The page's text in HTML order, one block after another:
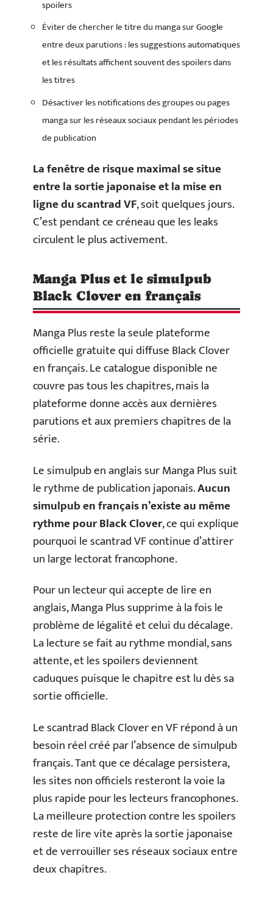
spoilers
Éviter de chercher le titre du manga sur Google
entre deux parutions : les suggestions automatiques
et les résultats affichent souvent des spoilers dans
les titres
Désactiver les notifications des groupes ou pages
manga sur les réseaux sociaux pendant les périodes
de publication
La fenêtre de risque maximal se situe
entre la sortie japonaise et la mise en
ligne du scantrad VF, soit quelques jours.
C’est pendant ce créneau que les leaks
circulent le plus activement.
Manga Plus et le simulpub
Black Clover en français
Manga Plus reste la seule plateforme
officielle gratuite qui diffuse Black Clover
en français. Le catalogue disponible ne
couvre pas tous les chapitres, mais la
plateforme donne accès aux dernières
parutions et aux premiers chapitres de la
série.
Le simulpub en anglais sur Manga Plus suit
le rythme de publication japonais.Aucun
simulpub en français n’existe au même
rythme pour Black Clover, ce qui explique
pourquoi le scantrad VF continue d’attirer
un large lectorat francophone.
Pour un lecteur qui accepte de lire en
anglais, Manga Plus supprime à la fois le
problème de légalité et celui du décalage.
La lecture se fait au rythme mondial, sans
attente, et les spoilers deviennent
caduques puisque le chapitre est lu dès sa
sortie officielle.
Le scantrad Black Clover en VF répond à un
besoin réel créé par l’absence de simulpub
français. Tant que ce décalage persistera,
les sites non officiels resteront la voie la
plus rapide pour les lecteurs francophones.
La meilleure protection contre les spoilers
reste de lire vite après la sortie japonaise
et de verrouiller ses réseaux sociaux entre
deux chapitres.